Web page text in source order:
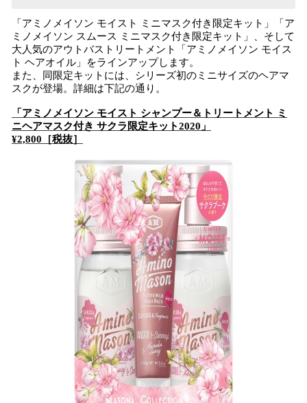
「アミノメイソン モイスト ミニマスク付き限定キット」「ア
ミノメイソン スムース ミニマスク付き限定キット」、そして
大人気のアウトバストリートメント「アミノメイソン モイス
ト ヘアオイル」をラインアップします。
また、同限定キットには、シリーズ初のミニサイズのヘアマ
スクが登場。詳細は下記の通り。
「アミノメイソン モイスト シャンプー＆トリートメント ミ
ニヘアマスク付き サクラ限定キット2020」
¥2,800［税抜］